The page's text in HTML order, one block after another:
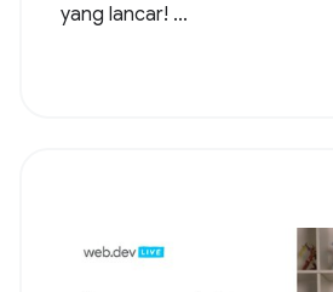
yang lancar! ...